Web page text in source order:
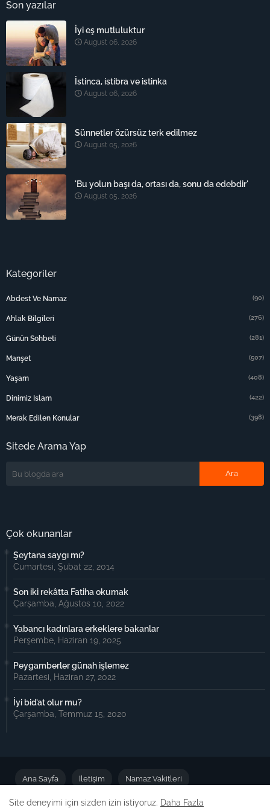
Son yazılar
İyi eş mutluluktur
August 06, 2026
İstinca, istibra ve istinka
August 06, 2026
Sünnetler özürsüz terk edilmez
August 05, 2026
'Bu yolun başı da, ortası da, sonu da edebdir'
August 05, 2026
Kategoriler
Abdest Ve Namaz (90)
Ahlak Bilgileri (276)
Günün Sohbeti (281)
Manşet (507)
Yaşam (408)
Dinimiz Islam (422)
Merak Edilen Konular (398)
Sitede Arama Yap
Çok okunanlar
Şeytana saygı mı?
Cumartesi, Şubat 22, 2014
Son iki rekâtta Fatiha okumak
Çarşamba, Ağustos 10, 2022
Yabancı kadınlara erkeklere bakanlar
Perşembe, Haziran 19, 2025
Peygamberler günah işlemez
Pazartesi, Haziran 27, 2022
İyi bid’at olur mu?
Çarşamba, Temmuz 15, 2020
Ana Sayfa İletişim Namaz Vakitleri
Önemli Duyuru
Site deneyimi için sizden izin istiyoruz. Daha Fazla